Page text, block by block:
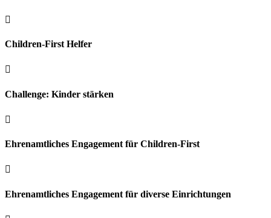

Children-First Helfer

Challenge: Kinder stärken

Ehrenamtliches Engagement für Children-First

Ehrenamtliches Engagement für diverse Einrichtungen